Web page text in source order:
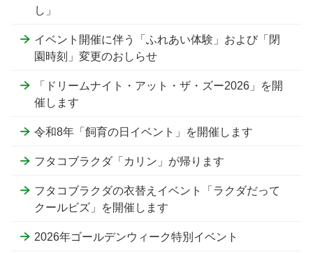
し」
イベント開催に伴う「ふれあい体験」および「閉
園時刻」変更のおしらせ
「ドリームナイト・アット・ザ・ズー2026」を開
催します
令和8年「飼育の日イベント」を開催します
フタコブラクダ「カリン」が帰ります
フタコブラクダの衣替えイベント「ラクダだって
クールビズ」を開催します
2026年ゴールデンウィーク特別イベント